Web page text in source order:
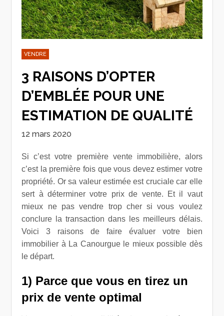
VENDRE
3 RAISONS D’OPTER
D’EMBLÉE POUR UNE
ESTIMATION DE QUALITÉ
12 mars 2020
Si c’est votre première vente immobilière, alors
c’est la première fois que vous devez estimer votre
propriété. Or sa valeur estimée est cruciale car elle
sert à déterminer votre prix de vente. Et il vaut
mieux ne pas vendre trop cher si vous voulez
conclure la transaction dans les meilleurs délais.
Voici 3 raisons de faire évaluer votre bien
immobilier à La Canourgue le mieux possible dès
le départ.
1) Parce que vous en tirez un
prix de vente optimal